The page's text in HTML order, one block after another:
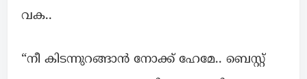
വക..
“നീ കിടന്നുറങ്ങാൻ നോക്ക് ഹേമേ.. ബെസ്റ്റ്